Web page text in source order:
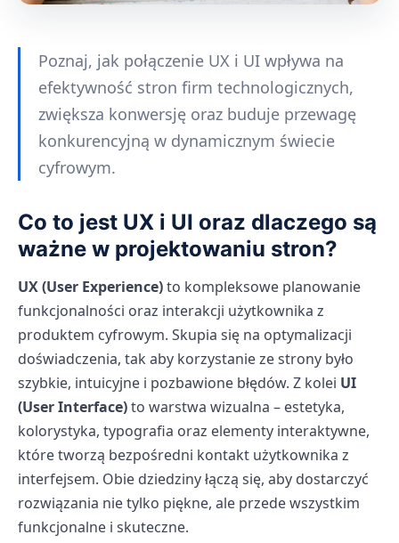
Poznaj, jak połączenie UX i UI wpływa na
efektywność stron firm technologicznych,
zwiększa konwersję oraz buduje przewagę
konkurencyjną w dynamicznym świecie
cyfrowym.
Co to jest UX i UI oraz dlaczego są
ważne w projektowaniu stron?
UX (User Experience)to kompleksowe planowanie
funkcjonalności oraz interakcji użytkownika z
produktem cyfrowym. Skupia się na optymalizacji
doświadczenia, tak aby korzystanie ze strony było
szybkie, intuicyjne i pozbawione błędów. Z kolei UI
(User Interface)to warstwa wizualna – estetyka,
kolorystyka, typografia oraz elementy interaktywne,
które tworzą bezpośredni kontakt użytkownika z
interfejsem. Obie dziedziny łączą się, aby dostarczyć
rozwiązania nie tylko piękne, ale przede wszystkim
funkcjonalne i skuteczne.